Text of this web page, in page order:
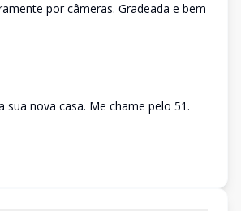
por câmeras. Gradeada e bem
sua nova casa. Me chame pelo 51.